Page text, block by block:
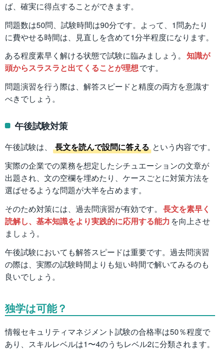
ば、確実に得点することができます。
問題数は50問、試験時間は90分です。よって、1問あたり
に費やせる時間は、見直しを含めて1分半程度になります。
ある程度素早く解ける状態で試験に臨みましょう。 知識が
頭からスラスラと出てくることが理想です。
問題演習を行う際は、解答スピードと精度の両方を意識す
べきでしょう。
午後試験対策
午後試験は、 長文を読んで設問に答える という内容です。
実際の企業での業務を想定したシチュエーションの文章が
出題され、文の空欄を埋めたり、ケースごとに対策方法を
選ばせるような問題が大半を占めます。
そのため対策には、過去問演習が有効です。 長文を素早く
読解し、基本知識をより実践的に応用する能力 を向上させ
ましょう。
午後試験においても解答スピードは重要です。過去問演習
の際は、実際の試験時間よりも短い時間で解いてみるのも
良いでしょう。
独学は可能？
情報セキュリティマネジメント試験の合格率は50％程度で
あり、スキルレベルは1〜4のうちレベル2に分類されます。